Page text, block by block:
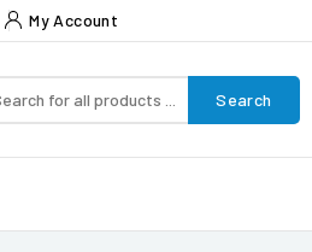
My Account
Search